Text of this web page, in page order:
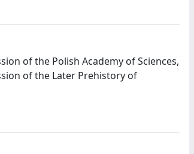
of the Polish Academy of Sciences,
of the Later Prehistory of